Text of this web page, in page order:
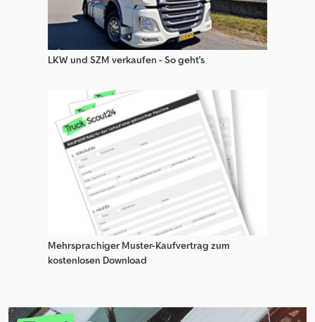
LKW und SZM verkaufen - So geht's
Mehrsprachiger Muster-Kaufvertrag zum
kostenlosen Download